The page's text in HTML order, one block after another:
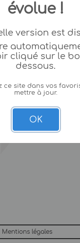
Mentions légales
évolue !
version est
cliqué sur le
dessous.
ce site dans vos
mettre à jour.
OK